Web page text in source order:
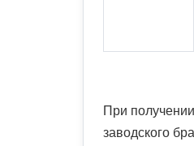
При
заводского